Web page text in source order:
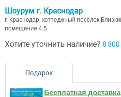
Шоурум г. Краснодар
г. Краснодар, коттеджный посёлок
помещение 4,5
Хотите уточнить наличие? 8 800
Подарок
Бесплатная доставка